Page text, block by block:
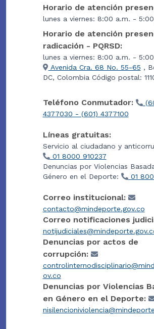
Horario de atención
lunes a viernes: 8:00 a.m. -
Horario de atención
radicación - PQRSD:
lunes a viernes: 8:00 a.m. -
Avenida Cra. 68 No. 55-65 ,
DC, Colombia Código postal:
Teléfono Conmutador:
4377030 - (601) 4377100
Líneas gratuitas:
Servicio al ciudadano y
01 8000 910237
Denuncias por Violencias
Género en el Deporte:
01
Correo institucional:
contacto@mindeporte.gov.co
Correo notificaciones
Denuncias por actos de
corrupción:
ov.co
Denuncias por Violencias
en Género en el Deporte: